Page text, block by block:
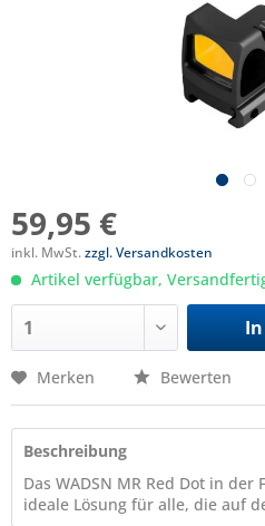
59,95 €
inkl. MwSt.zzgl. Versandkosten
Artikel verfügbar,
Merken Bewerten
Beschreibung
Das WADSN MR Red Dot in
ideale Lösung für alle, die auf